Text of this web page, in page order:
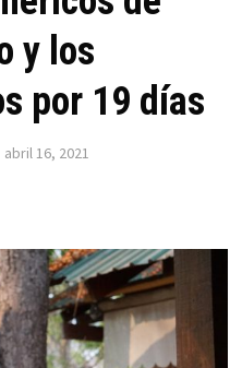
y los
por 19 días
abril 16, 2021